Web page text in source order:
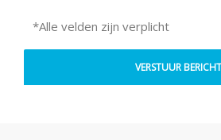
*Alle velden zijn verplicht